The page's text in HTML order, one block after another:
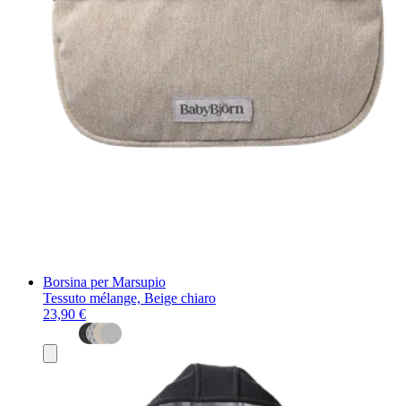
Borsina per Marsupio
Tessuto mélange, Beige chiaro
23,90 €
al